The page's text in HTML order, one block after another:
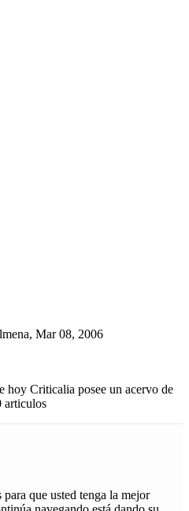
, Mar 08, 2006
hoy Criticalia posee un acervo de
articulos
que usted tenga la mejor